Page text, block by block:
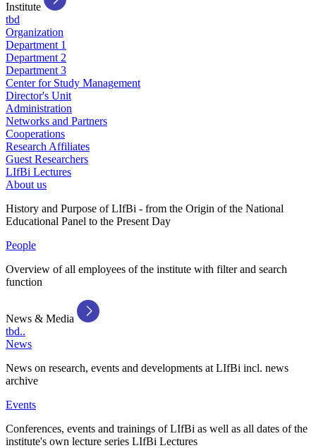
Institute
tbd
Organization
Department 1
Department 2
Department 3
Center for Study Management
Director's Unit
Administration
Networks and Partners
Cooperations
Research Affiliates
Guest Researchers
LIfBi Lectures
About us
History and Purpose of LIfBi - from the Origin of the National
Educational Panel to the Present Day
People
Overview of all employees of the institute with filter and search
function
News & Media
tbd..
News
News on research, events and developments at LIfBi incl. news
archive
Events
Conferences, events and trainings of LIfBi as well as all dates of the
institute's own lecture series LIfBi Lectures